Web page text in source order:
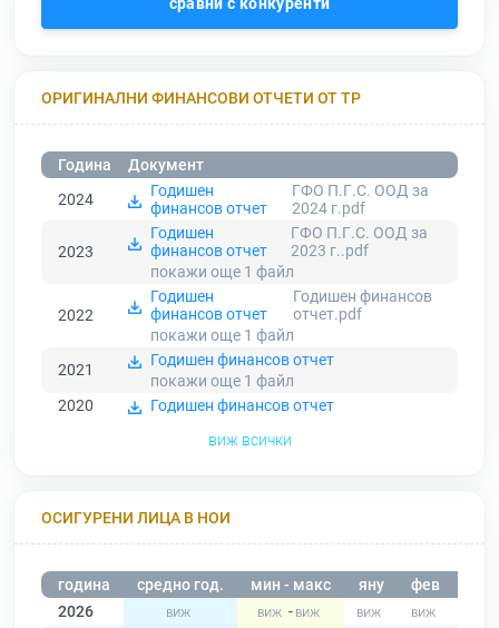
сравни с конкуренти
ОРИГИНАЛНИ ФИНАНСОВИ ОТЧЕТИ ОТ ТР
Година
Документ
2024
Годишен
финансов отчет
ГФО П.Г.С. ООД за
2024 г.pdf
2023
Годишен
финансов отчет
ГФО П.Г.С. ООД за
2023 г..pdf
покажи още 1 файл
2022
Годишен
финансов отчет
Годишен финансов
отчет.pdf
покажи още 1 файл
2021
Годишен финансов отчет
покажи още 1 файл
2020
Годишен финансов отчет
виж всички
ОСИГУРЕНИ ЛИЦА В НОИ
година средно год. мин - макс яну фев
2026
-